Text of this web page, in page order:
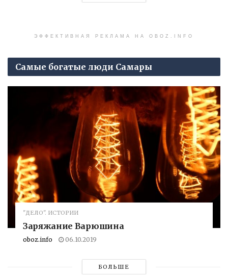
ЭФФЕКТИВНАЯ РЕКЛАМА НА OBOZ.INFO
Самые богатые люди Самары
"ДЕЛО". ИСТОРИИ
Заряжание Варюшина
oboz.info 06.10.2019
БОЛЬШЕ